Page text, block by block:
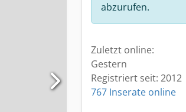
abzurufen.
Zuletzt online:
Gestern
Registriert seit: 2012
767 Inserate online